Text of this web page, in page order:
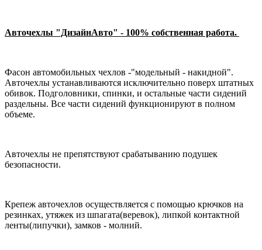
Авточехлы "ДизайнАвто" - 100% собственная работа.
Фасон автомобильных чехлов -"модельный - накидной".
Авточехлы устанавливаются исключительно поверх штатных
обивок. Подголовники, спинки, и остальные части сидений
раздельны. Все части сидений функционируют в полном
объеме.
Авточехлы не препятствуют срабатыванию подушек
безопасности.
Крепеж авточехлов осуществляется с помощью крючков на
резинках, утяжек из шпагата(веревок), липкой контактной
ленты(липучки), замков - молний.